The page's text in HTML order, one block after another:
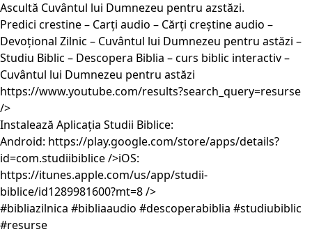
Ascultă Cuvântul lui Dumnezeu pentru azstăzi.
Predici crestine – Carți audio – Cărți creștine audio –
Devoțional Zilnic – Cuvântul lui Dumnezeu pentru astăzi –
Studiu Biblic – Descopera Biblia – curs biblic interactiv –
Cuvântul lui Dumnezeu pentru astăzi
https://www.youtube.com/results?search_query=resurse
/>
Instalează Aplicația Studii Biblice:
Android: https://play.google.com/store/apps/details?
id=com.studiibiblice/>iOS:
https://itunes.apple.com/us/app/studii-
biblice/id1289981600?mt=8/>
#bibliazilnica #bibliaaudio #descoperabiblia #studiubiblic
#resurse